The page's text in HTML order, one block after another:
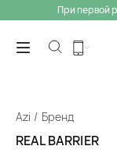
При первой
Azi Бренд
REAL BARRIER